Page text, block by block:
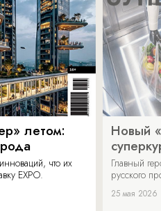
летом:
что их
EXPO.
Новый
Главный
русского
25 мая 2026